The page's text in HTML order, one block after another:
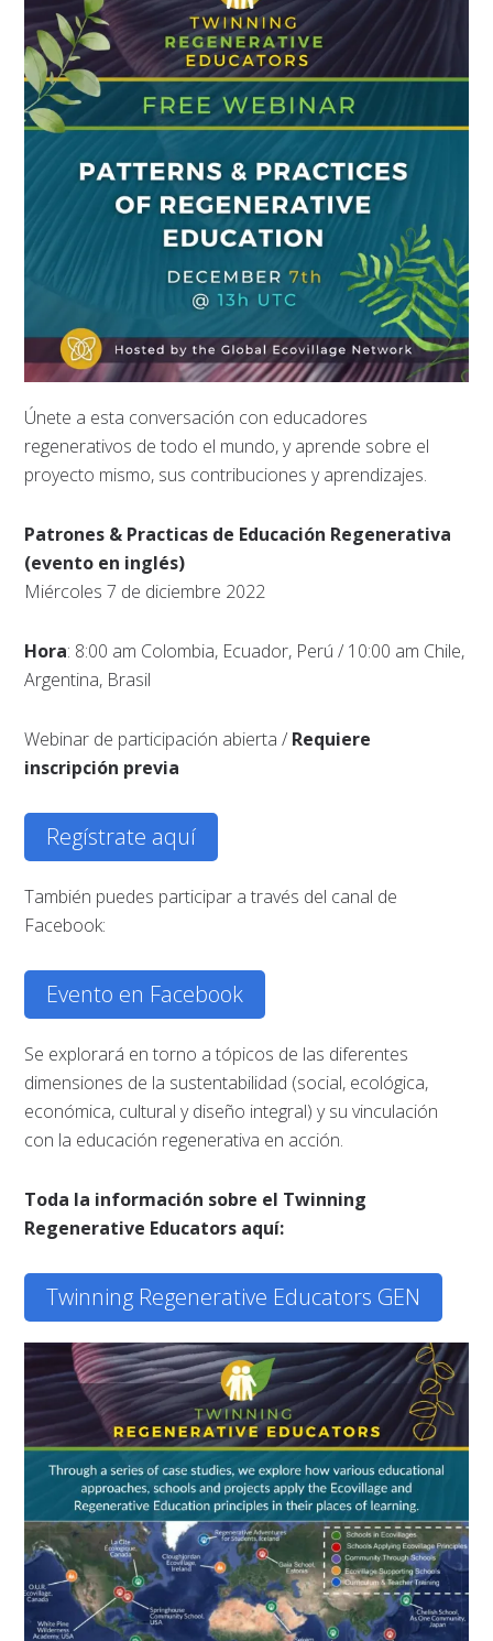
Únete a esta conversación con educadores
regenerativos de todo el mundo, y aprende sobre el
proyecto mismo, sus contribuciones y aprendizajes.
Patrones & Practicas de Educación Regenerativa
(evento en inglés)
Miércoles 7 de diciembre 2022
Hora: 8:00 am Colombia, Ecuador, Perú / 10:00 am Chile,
Argentina, Brasil
Webinar de participación abierta / Requiere
inscripción previa
Regístrate aquí
También puedes participar a través del canal de
Facebook:
Evento en Facebook
Se explorará en torno a tópicos de las diferentes
dimensiones de la sustentabilidad (social, ecológica,
económica, cultural y diseño integral) y su vinculación
con la educación regenerativa en acción.
Toda la información sobre el Twinning
Regenerative Educators aquí:
Twinning Regenerative Educators GEN